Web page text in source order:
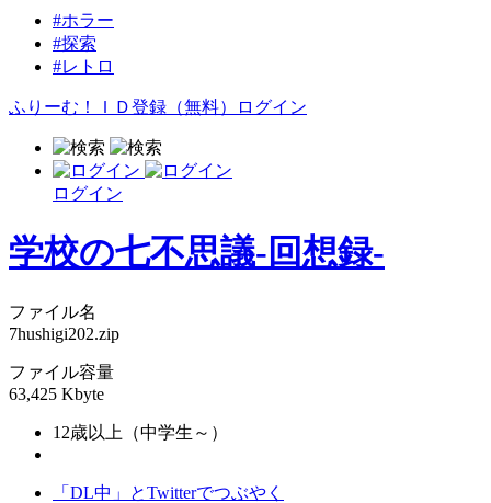
#ホラー
#探索
#レトロ
ふりーむ！ＩＤ登録（無料） ログイン
ログイン
学校の七不思議-回想録-
ファイル名
7hushigi202.zip
ファイル容量
63,425 Kbyte
12歳以上（中学生～）
「DL中」とTwitterでつぶやく